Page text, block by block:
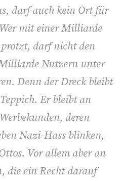
darf auch kein Ort für
mit einer Milliarde
darf nicht den
Nutzern unter
Denn der Dreck bleibt
Er bleibt an
deren
Nazi-Hass blinken,
Vor allem aber an
die ein Recht darauf